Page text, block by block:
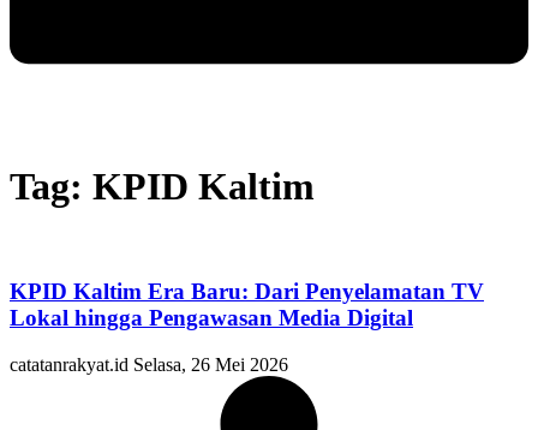
Tag: KPID Kaltim
KPID Kaltim Era Baru: Dari Penyelamatan TV
Lokal hingga Pengawasan Media Digital
catatanrakyat.id Selasa, 26 Mei 2026